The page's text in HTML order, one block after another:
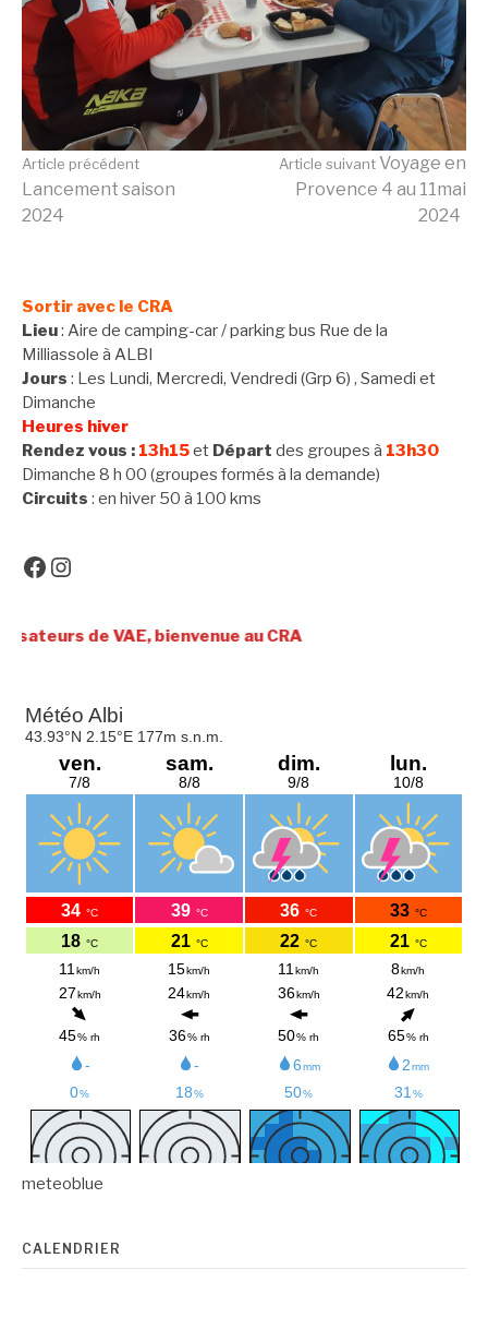
Lire
suite
Article précédent
Lancement saison
2024
Article suivant Voyage en
Provence 4 au 11mai
2024
Sortir avec le CRA
Lieu: Aire de camping-car / parking bus Rue de la
Milliassole à ALBI
Jours : Les Lundi, Mercredi, Vendredi (Grp 6) , Samedi et
Dimanche
Heures hiver
Rendez vous : 13h15et Départ des groupes à 13h30
Dimanche 8 h 00 (groupes formés à la demande)
Circuits : en hiver 50 à 100 kms
Facebook
Instagram
bienvenue au CRA
meteoblue
CALENDRIER